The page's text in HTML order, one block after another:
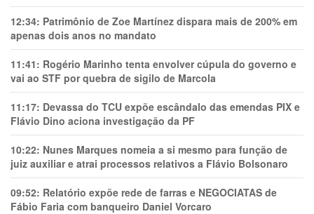
12:34: Patrimônio de Zoe Martínez dispara mais de 200% em
apenas dois anos no mandato
11:41: Rogério Marinho tenta envolver cúpula do governo e
vai ao STF por quebra de sigilo de Marcola
11:17: Devassa do TCU expõe escândalo das emendas PIX e
Flávio Dino aciona investigação da PF
10:22: Nunes Marques nomeia a si mesmo para função de
juiz auxiliar e atrai processos relativos a Flávio Bolsonaro
09:52: Relatório expõe rede de farras e NEGOCIATAS de
Fábio Faria com banqueiro Daniel Vorcaro